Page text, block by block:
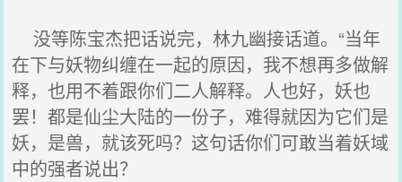
没等陈宝杰把话说完，林九幽接话道。“当年
在下与妖物纠缠在一起的原因，我不想再多做解
释，也用不着跟你们二人解释。人也好，妖也
罢！都是仙尘大陆的一份子，难得就因为它们是
妖，是兽，就该死吗？这句话你们可敢当着妖域
中的强者说出？